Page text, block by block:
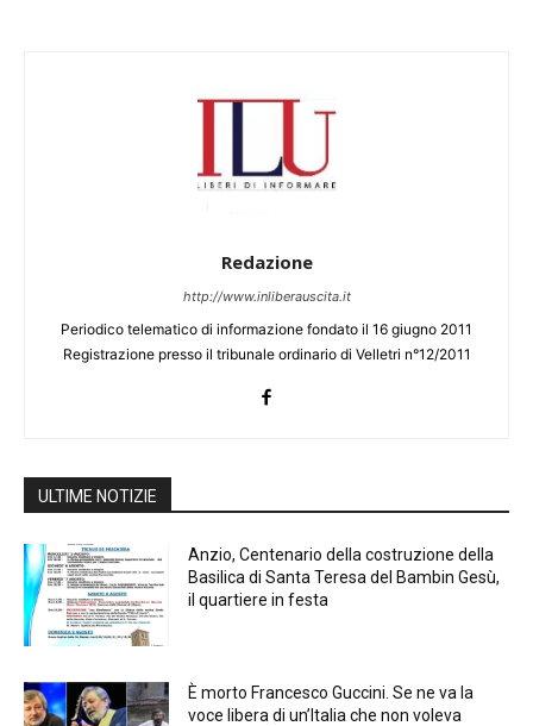
Redazione
http://www.inliberauscita.it
Periodico telematico di informazione fondato il 16 giugno 2011
Registrazione presso il tribunale ordinario di Velletri n°12/2011
ULTIME NOTIZIE
Anzio, Centenario della costruzione della
Basilica di Santa Teresa del Bambin Gesù,
il quartiere in festa
È morto Francesco Guccini. Se ne va la
voce libera di un’Italia che non voleva